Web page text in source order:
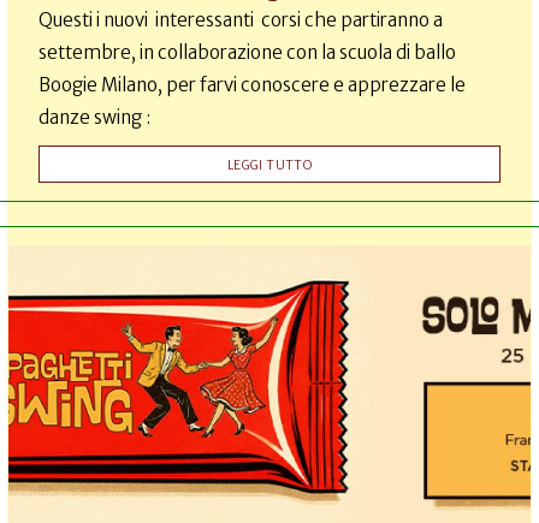
Questi i nuovi interessanti corsi che partiranno a
settembre, in collaborazione con la scuola di ballo
Boogie Milano, per farvi conoscere e apprezzare le
danze swing :
LEGGI TUTTO